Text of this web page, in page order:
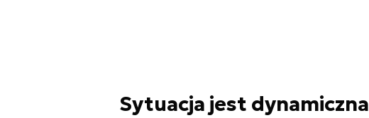
Sytuacja jest dynamiczna